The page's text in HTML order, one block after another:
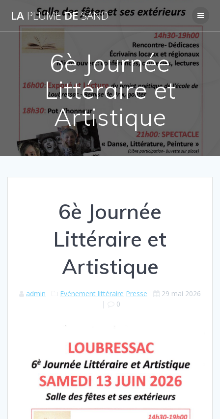
au
contenu
LA PLUMEDESAND
6è Journée
Littéraire et
Artistique
6è Journée
Littéraire et
Artistique
admin Evénement littéraire Presse
29 mai 2026
|
0